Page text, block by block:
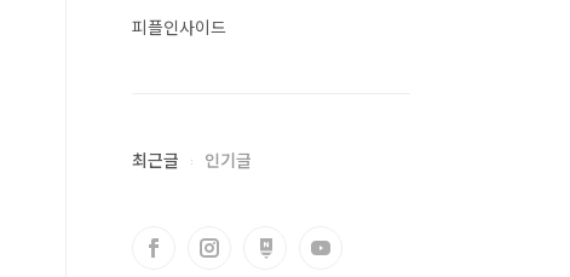
피플인사이드
최근글 인기글